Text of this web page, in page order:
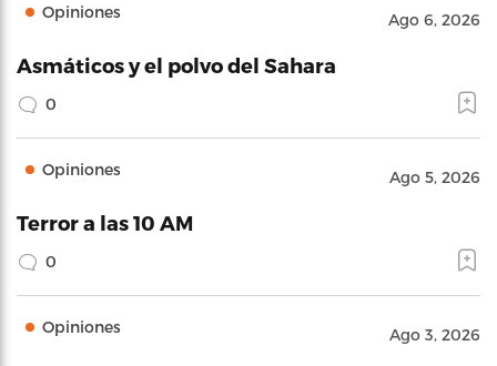
Opiniones Ago 6, 2026
Asmáticos y el polvo del Sahara
0
Opiniones Ago 5, 2026
Terror a las 10 AM
0
Opiniones Ago 3, 2026